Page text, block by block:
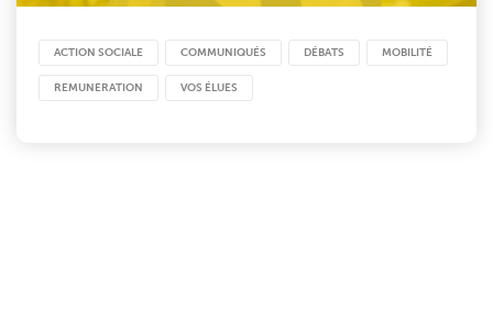
ACTION SOCIALE COMMUNIQUÉS DÉBATS MOBILITÉ
REMUNERATION VOS ÉLUES